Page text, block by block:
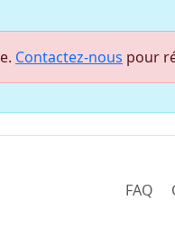
Contactez-nous pour
FAQ